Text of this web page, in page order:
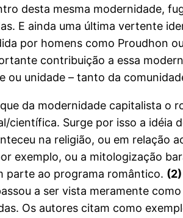
desta mesma modernidade,
E ainda uma última vertente
por homens como Proudhon
contribuição a essa
unidade – tanto da
da modernidade capitalista o
científica. Surge por isso a
na religião, ou em
exemplo, ou a mitologização
parte ao programa romântico.
a ser vista meramente
Os autores citam como